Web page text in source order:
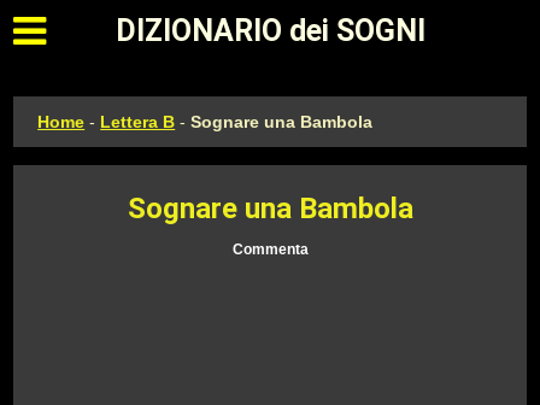
Apri il menu principale
DIZIONARIO dei SOGNI
Home - Lettera B -Sognare una Bambola
Sognare una Bambola
Commenta